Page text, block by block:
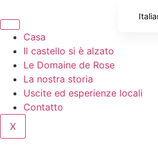
Casa
Il castello si è alzato
Le Domaine de Rose
La nostra storia
Uscite ed esperienze locali
Contatto
X